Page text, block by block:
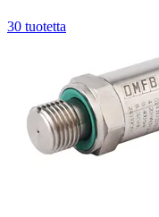
30 tuotetta